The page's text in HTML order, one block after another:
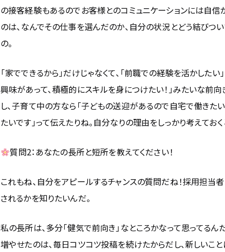
の接客経験もあるのでお客様とのコミュニケーションには自信
のは、なんでその仕事を選んだのか、自分の状況とどう結びつ
の。
「家でできるから」だけじゃなくて、「前職での経験を活かしたい
興味があって、積極的にスキルを身につけたい！」みたいな前
し、子育て中の方なら「子どもの送迎があるので自宅で働きた
たいです」って伝えたりね。自分なりの理由をしっかり考えてお
質問2：あなたの長所と短所を教えてください！
これもね、自分をアピールするチャンスの質問だね！採用担当
されるかを知りたいんだ。
私の長所は、多分「健気で前向き」なところかなって思ってる
増やせたのは、毎日コツコツ投稿を続けたからだし、新しいこ